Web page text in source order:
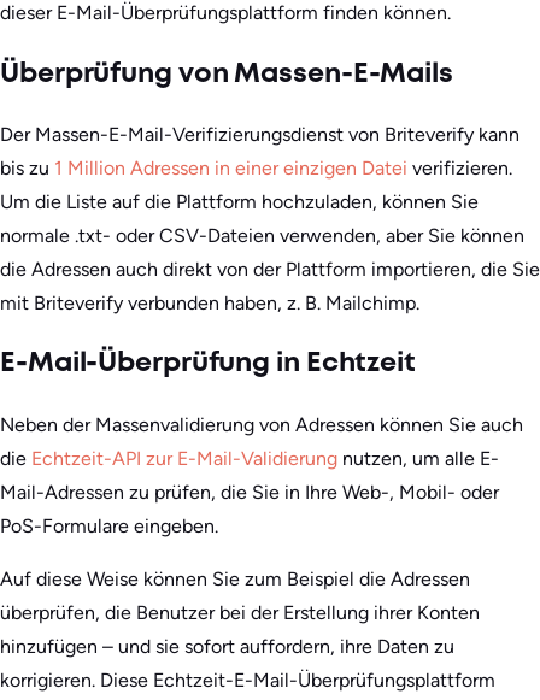
dieser E-Mail-Überprüfungsplattform finden können.
Überprüfung von Massen-E-Mails
Der Massen-E-Mail-Verifizierungsdienst von Briteverify kann
bis zu 1 Million Adressen in einer einzigen Datei verifizieren.
Um die Liste auf die Plattform hochzuladen, können Sie
normale .txt- oder CSV-Dateien verwenden, aber Sie können
die Adressen auch direkt von der Plattform importieren, die Sie
mit Briteverify verbunden haben, z. B. Mailchimp.
E-Mail-Überprüfung in Echtzeit
Neben der Massenvalidierung von Adressen können Sie auch
die Echtzeit-API zur E-Mail-Validierung nutzen, um alle E-
Mail-Adressen zu prüfen, die Sie in Ihre Web-, Mobil- oder
PoS-Formulare eingeben.
Auf diese Weise können Sie zum Beispiel die Adressen
überprüfen, die Benutzer bei der Erstellung ihrer Konten
hinzufügen – und sie sofort auffordern, ihre Daten zu
korrigieren. Diese Echtzeit-E-Mail-Überprüfungsplattform